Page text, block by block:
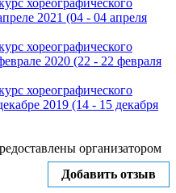
2021 (04 - 04 апреля
хореографического
2020 (22 - 22 февраля
хореографического
2019 (14 - 15 декабря
организатором
Добавить отзыв